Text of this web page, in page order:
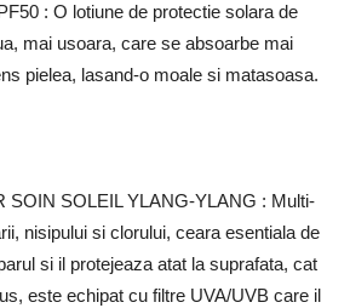
: O lotiune de protectie solara de
mai usoara, care se absoarbe mai
pielea, lasand-o moale si matasoasa.
SOIN SOLEIL YLANG-YLANG : Multi-
nisipului si clorului, ceara esentiala de
si il protejeaza atat la suprafata, cat
este echipat cu filtre UVA/UVB care il